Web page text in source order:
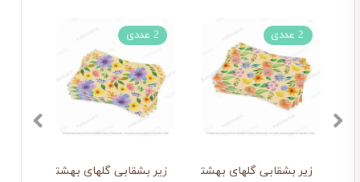
زیر بشقابی گلهای بهشتی 3
2 عددی
زیر بشقابی گلهای بهشتی 4
2 عددی